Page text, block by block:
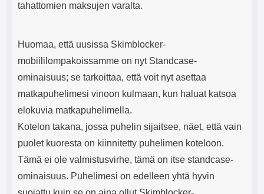
tahattomien maksujen varalta.
Huomaa, että uusissa Skimblocker-
mobiililompakoissamme on nyt Standcase-
ominaisuus; se tarkoittaa, että voit nyt asettaa
matkapuhelimesi vinoon kulmaan, kun haluat katsoa
elokuvia matkapuhelimella.
Kotelon takana, jossa puhelin sijaitsee, näet, että vain
puolet kuoresta on kiinnitetty puhelimen koteloon.
Tämä ei ole valmistusvirhe, tämä on itse standcase-
ominaisuus. Puhelimesi on edelleen yhtä hyvin